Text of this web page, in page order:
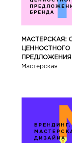
МАСТЕРСКАЯ:
ЦЕННОСТНОГО
Мастерская